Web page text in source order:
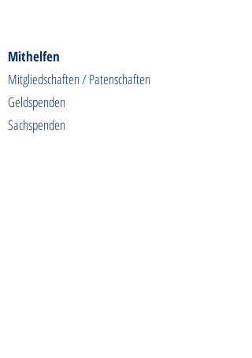
Mithelfen
Mitgliedschaften / Patenschaften
Geldspenden
Sachspenden